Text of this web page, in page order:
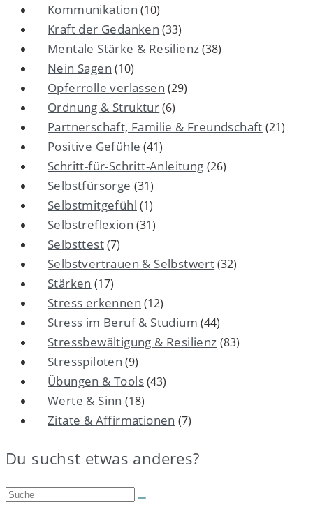
Kommunikation (10)
Kraft der Gedanken (33)
Mentale Stärke & Resilienz(38)
Nein Sagen (10)
Opferrolle verlassen (29)
Ordnung & Struktur(6)
Partnerschaft, Familie & Freundschaft (21)
Positive Gefühle (41)
Schritt-für-Schritt-Anleitung (26)
Selbstfürsorge (31)
Selbstmitgefühl (1)
Selbstreflexion (31)
Selbsttest(7)
Selbstvertrauen & Selbstwert(32)
Stärken (17)
Stress erkennen (12)
Stress im Beruf & Studium (44)
Stressbewältigung & Resilienz (83)
Stresspiloten (9)
Übungen & Tools(43)
Werte & Sinn (18)
Zitate & Affirmationen (7)
Du suchst etwas anderes?
Suche: